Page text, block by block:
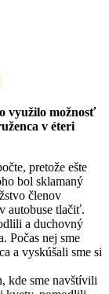
využilo možnosť
v éteri
pretože ešte
bol sklamaný
členov
autobuse tlačiť.
a duchovný
Počas nej sme
a vyskúšali sme si
kde sme navštívili